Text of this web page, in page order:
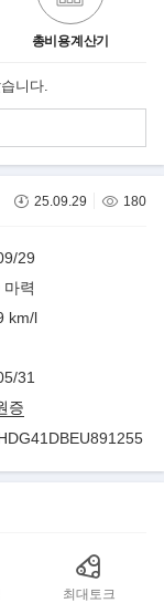
총비용 계산기
니다.
25.09.29 180
29
마력
km/l
31
증
최대토크